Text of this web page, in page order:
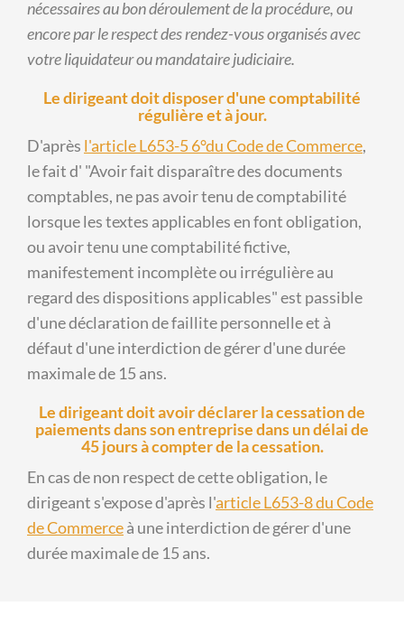
nécessaires au bon déroulement de la procédure, ou
encore par le respect des rendez-vous organisés avec
votre liquidateur ou mandataire judiciaire.
Le dirigeant doit disposer d'une comptabilité
régulière et à jour.
D'après l'article L653-5 6°du Code de Commerce,
le fait d' Avoir fait disparaître des documents
comptables, ne pas avoir tenu de comptabilité
lorsque les textes applicables en font obligation,
ou avoir tenu une comptabilité fictive,
manifestement incomplète ou irrégulière au
regard des dispositions applicables est passible
d'une déclaration de faillite personnelle et à
défaut d'une interdiction de gérer d'une durée
maximale de 15 ans.
Le dirigeant doit avoir déclarer la cessation de
paiements dans son entreprise dans un délai de
45 jours à compter de la cessation.
En cas de non respect de cette obligation, le
dirigeant s'expose d'après l'article L653-8 du Code
de Commerceà une interdiction de gérer d'une
durée maximale de 15 ans.